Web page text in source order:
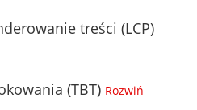
treści (LCP)
(TBT) Rozwiń